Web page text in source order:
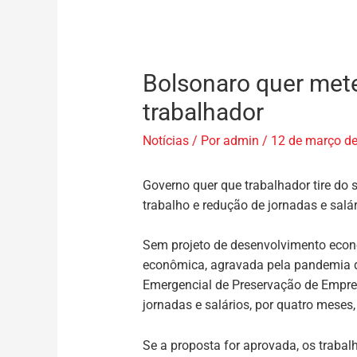
Bolsonaro quer
trabalhador
Notícias/ Poradmin / 12 de março
Governo quer que trabalhador tire do
trabalho e redução de jornadas e
Sem projeto de desenvolvimento
econômica, agravada pela pandemia
Emergencial de Preservação de
jornadas e salários, por quatro
Se a proposta for aprovada, os